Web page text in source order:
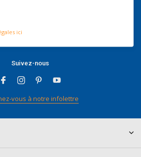
un score de
Suivez-nous
vous à notre infolettre
ici